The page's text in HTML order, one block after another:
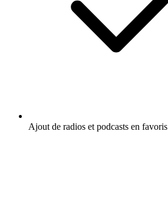
Ajout de radios et podcasts en favoris